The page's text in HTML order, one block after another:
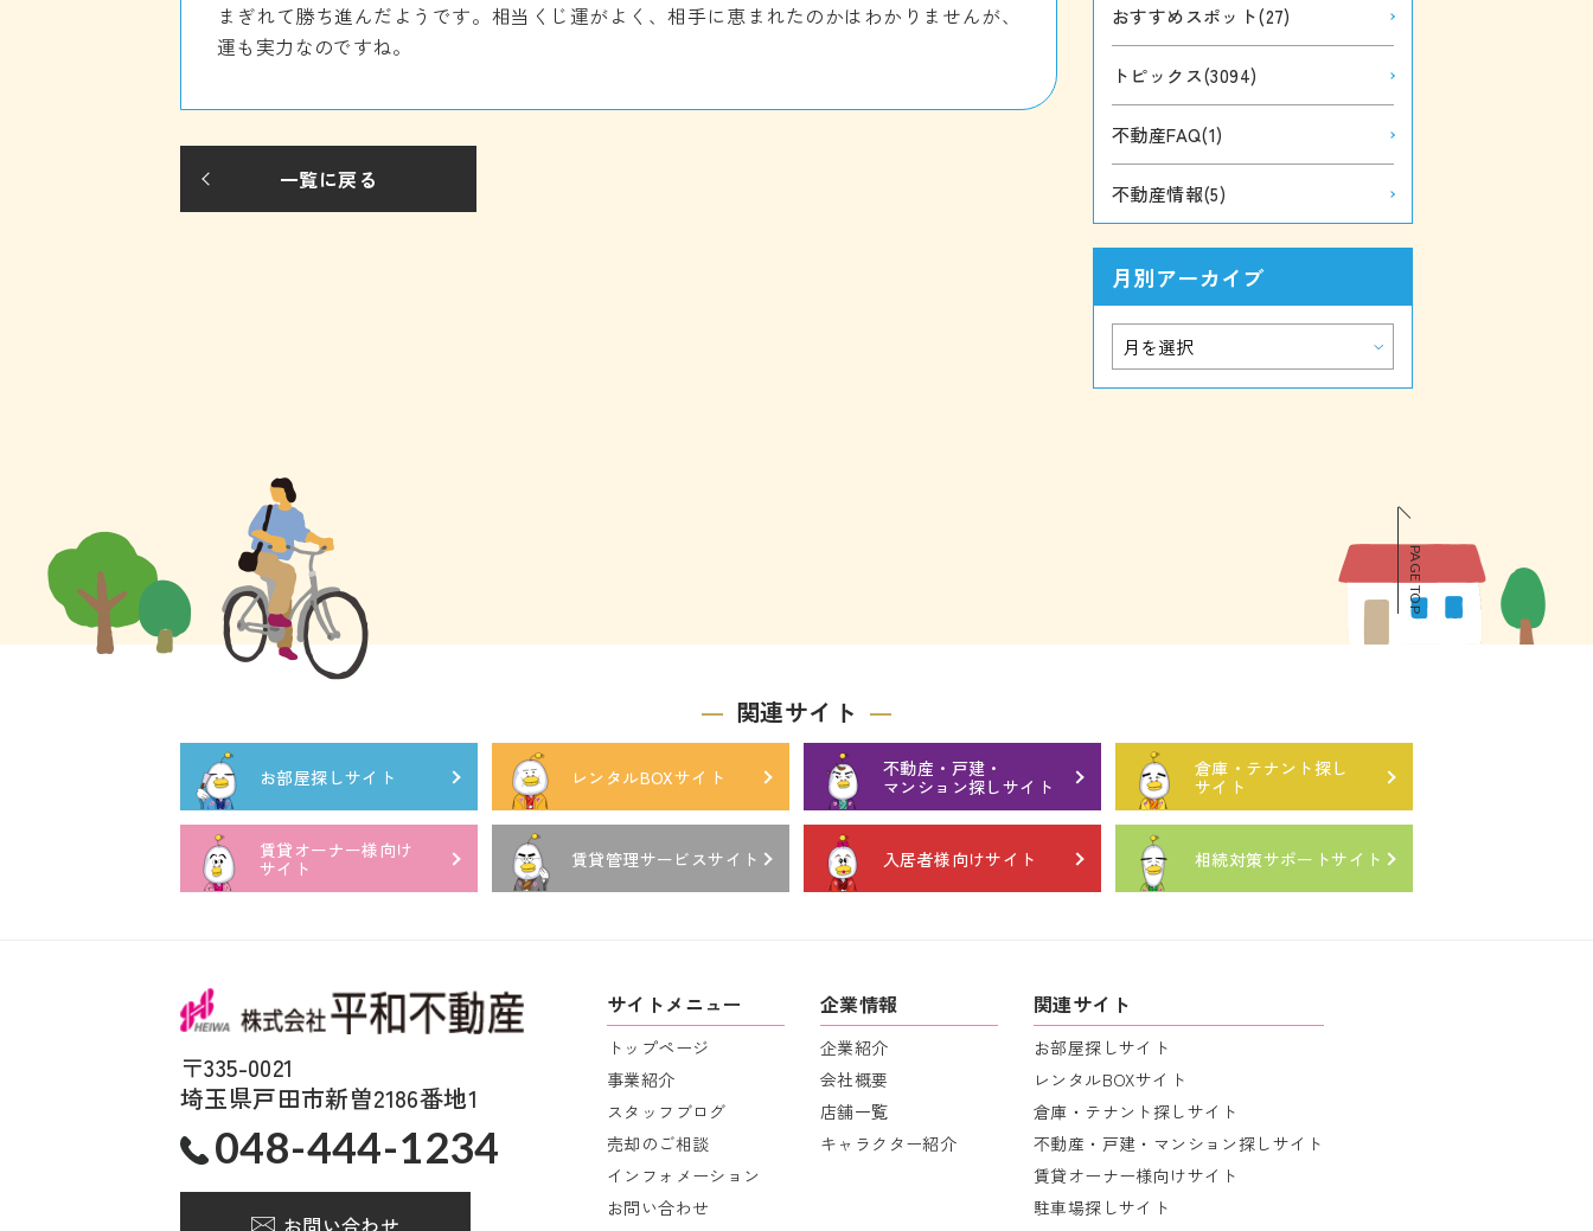
まぎれて勝ち進んだようです。相当くじ運がよく、相手に恵まれたのかはわかりませんが、
運も実力なのですね。
一覧に戻る
おすすめスポット(27)
トピックス(3094)
不動産FAQ(1)
不動産情報(5)
月別アーカイブ
PAGE TOP
関連サイト
お部屋探しサイト レンタルBOXサイト
不動産・戸建・
マンション探しサイト
倉庫・テナント探し
サイト
賃貸オーナー様向け
サイト
賃貸管理サービスサイト 入居者様向けサイト 相続対策サポートサイト
〒335-0021
埼玉県戸田市新曽2186番地1
048-444-1234
お問い合わせ
サイトメニュー
トップページ
事業紹介
スタッフブログ
売却のご相談
インフォメーション
お問い合わせ
企業情報
企業紹介
会社概要
店舗一覧
キャラクター紹介
関連サイト
お部屋探しサイト
レンタルBOXサイト
倉庫・テナント探しサイト
不動産・戸建・マンション探しサイト
賃貸オーナー様向けサイト
駐車場探しサイト